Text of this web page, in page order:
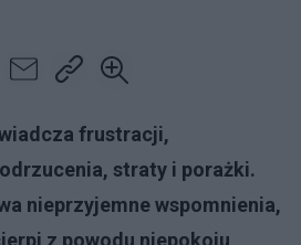
frustracji,
straty i porażki.
nieprzyjemne wspomnienia,
z powodu niepokoju,